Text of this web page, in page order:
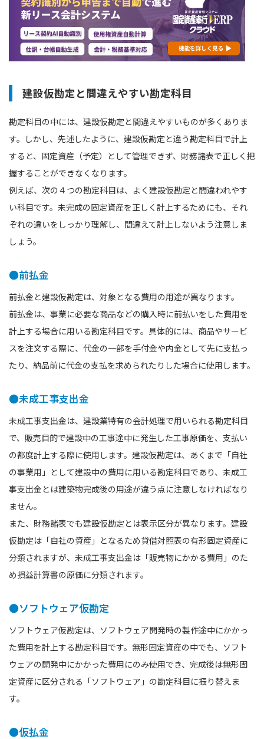
建設仮勘定と間違えやすい勘定科⽬
勘定科目の中には、建設仮勘定と間違えやすいものが多くありま
す。しかし、先述したように、建設仮勘定と違う勘定科目で計上
すると、固定資産（予定）として管理できず、財務諸表で正しく把
握することができなくなります。
例えば、次の４つの勘定科目は、よく建設仮勘定と間違われやす
い科目です。未完成の固定資産を正しく計上するためにも、それ
ぞれの違いをしっかり理解し、間違えて計上しないよう注意しま
しょう。
●前払金
前払金と建設仮勘定は、対象となる費用の用途が異なります。
前払金は、事業に必要な商品などの購入時に前払いをした費用を
計上する場合に用いる勘定科目です。具体的には、商品やサービ
スを注文する際に、代金の⼀部を⼿付金や内金として先に支払っ
たり、納品前に代金の支払を求められたりした場合に使用します。
●未成工事支出金
未成工事支出金は、建設業特有の会計処理で用いられる勘定科目
で、販売目的で建設中の⼯事途中に発生した工事原価を、支払い
の都度計上する際に使用します。建設仮勘定は、あくまで「自社
の事業用」として建設中の費用に用いる勘定科目であり、未成工
事支出金とは建築物完成後の用途が違う点に注意しなければなり
ません。
また、財務諸表でも建設仮勘定とは表示区分が異なります。建設
仮勘定は「自社の資産」となるため貸借対照表の有形固定資産に
分類されますが、未成工事支出金は「販売物にかかる費用」のた
め損益計算書の原価に分類されます。
●ソフトウェア仮勘定
ソフトウェア仮勘定は、ソフトウェア開発時の製作途中にかかっ
た費用を計上する勘定科目です。無形固定資産の中でも、ソフト
ウェアの開発中にかかった費用にのみ使用でき、完成後は無形固
定資産に区分される「ソフトウェア」の勘定科目に振り替えま
す。
●仮払金